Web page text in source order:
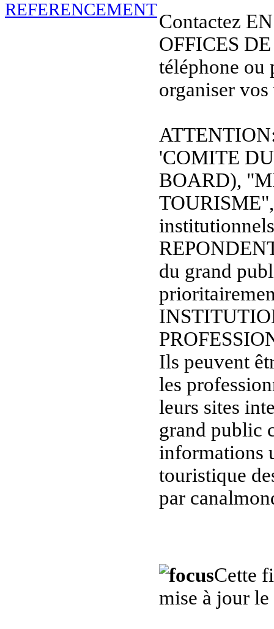
Contactez
OFFICES
téléphone ou
organiser
'COMITE
BOARD),
du grand
Ils peuvent
les
leurs sites
grand public
informations
touristique
par
Cette
mise à jour